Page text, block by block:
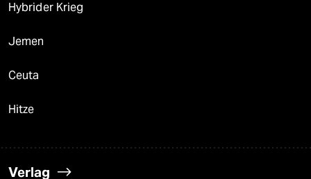
Hybrider Krieg
Jemen
Ceuta
Hitze
Verlag